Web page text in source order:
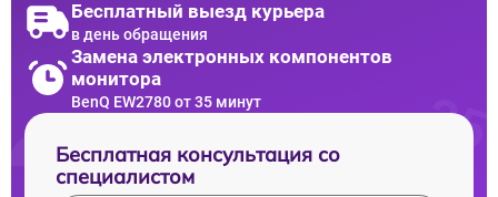
Бесплатный выезд курьера
в день обращения
Замена электронных компонентов
монитора
BenQ EW2780 от 35 минут
Бесплатная консультация со
специалистом